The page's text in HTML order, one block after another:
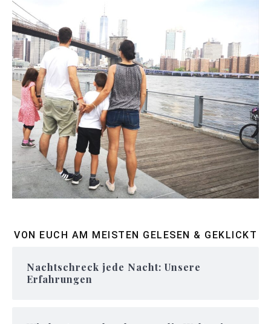
VON EUCH AM MEISTEN GELESEN & GEKLICKT
Nachtschreck jede Nacht: Unsere
Erfahrungen